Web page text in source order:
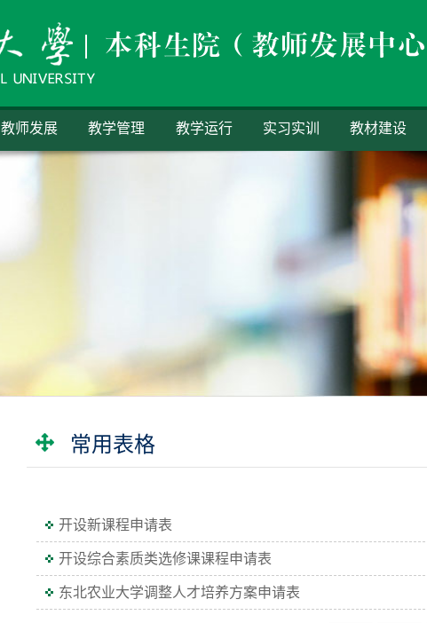
教师发展 教学管理 教学运行 实习实训 教材建设
常用表格
开设新课程申请表
开设综合素质类选修课课程申请表
东北农业大学调整人才培养方案申请表